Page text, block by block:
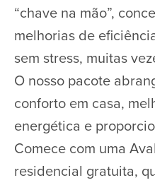
“chave na mão”,
melhorias de
sem stress, muitas
O nosso pacote
conforto em casa,
energética e
Comece com uma
residencial gratuita,